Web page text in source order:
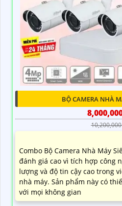
BỘ CAMERA NHÀ
Combo Bộ Camera Nhà Máy
đánh giá cao vì tích hợp công
lượng và độ tin cậy cao trong
nhà máy. Sản phẩm này có
với mọi không gian